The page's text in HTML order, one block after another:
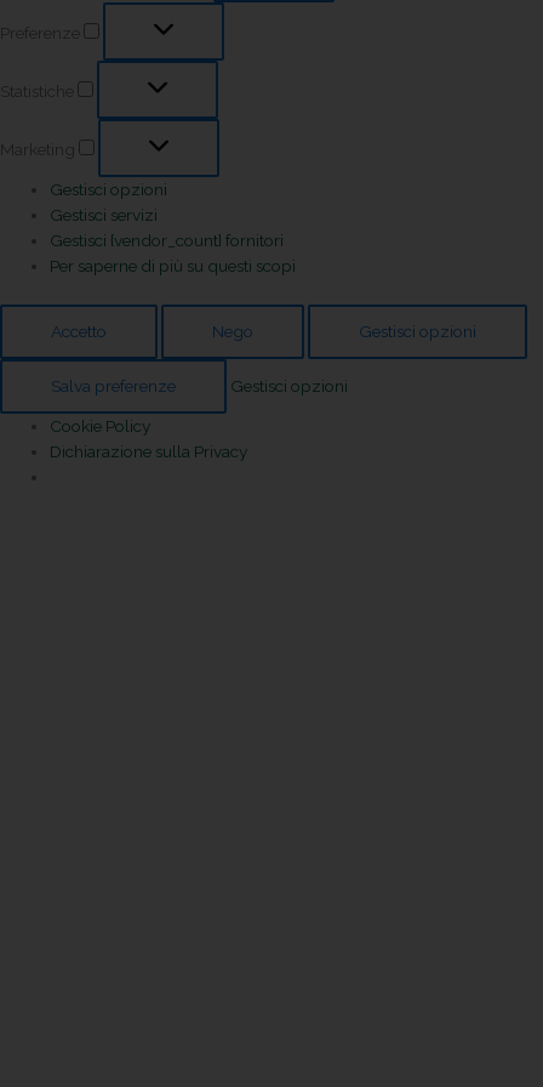
Preferenze
Statistiche
Marketing
Gestisci opzioni
Gestisci servizi
Gestisci {vendor_count} fornitori
Per saperne di più su questi scopi
Accetto Nego Gestisci opzioni
Salva preferenze Gestisci opzioni
Cookie Policy
Dichiarazione sulla Privacy